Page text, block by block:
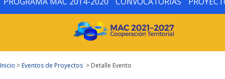
Inicio >Eventos de Proyectos > Detalle Evento